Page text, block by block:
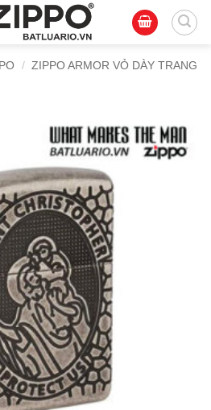
/ ZIPPO ARMOR VỎ DÀY TRANG